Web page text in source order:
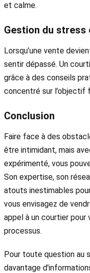
et calme.
Gestion du stress
Lorsqu’une vente
sentir dépassé. Un
grâce à des conseils
concentré sur l’objectif
Conclusion
Faire face à des
être intimidant, mais
expérimenté, vous
Son expertise, son
atouts inestimables
vous envisagez de
appel à un courtier
processus.
Pour toute question au
davantage